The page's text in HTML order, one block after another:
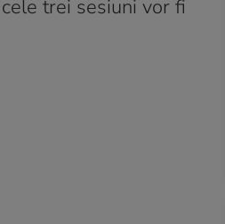
trei sesiuni vor fi